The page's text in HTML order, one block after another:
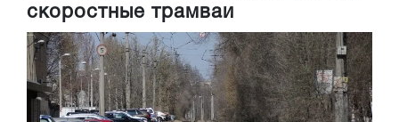
скоростные трамваи